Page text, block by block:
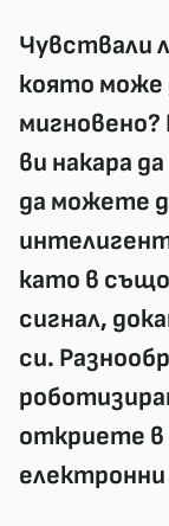
Чувствали
която може
ви накара
да можете
като в
сигнал,
си.
откриете в